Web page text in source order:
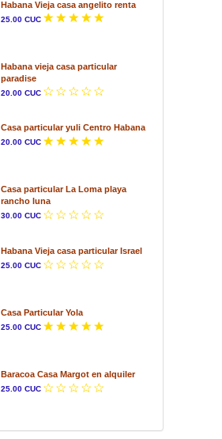
Habana Vieja casa angelito renta
25.00 CUC
Habana vieja casa particular
paradise
20.00 CUC
Casa particular yuli Centro Habana
20.00 CUC
Casa particular La Loma playa
rancho luna
30.00 CUC
Habana Vieja casa particular Israel
25.00 CUC
Casa Particular Yola
25.00 CUC
Baracoa Casa Margot en alquiler
25.00 CUC